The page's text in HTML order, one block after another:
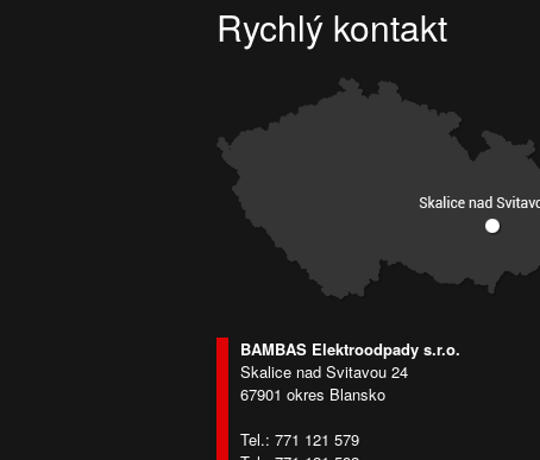
Rychlý kontakt
BAMBAS Elektroodpady s.r.o.
Skalice nad Svitavou 24
67901 okres Blansko
Tel.: 771 121 579